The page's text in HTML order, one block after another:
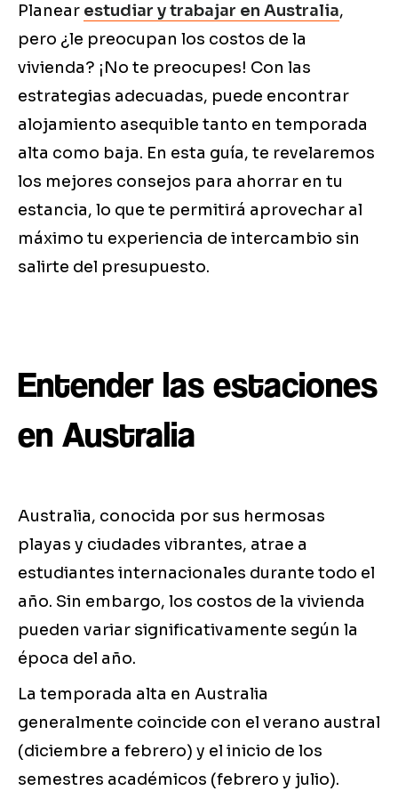
Planear estudiar y trabajar en Australia,
pero ¿le preocupan los costos de la
vivienda? ¡No te preocupes! Con las
estrategias adecuadas, puede encontrar
alojamiento asequible tanto en temporada
alta como baja. En esta guía, te revelaremos
los mejores consejos para ahorrar en tu
estancia, lo que te permitirá aprovechar al
máximo tu experiencia de intercambio sin
salirte del presupuesto.
Entender las estaciones
en Australia
Australia, conocida por sus hermosas
playas y ciudades vibrantes, atrae a
estudiantes internacionales durante todo el
año. Sin embargo, los costos de la vivienda
pueden variar significativamente según la
época del año.
La temporada alta en Australia
generalmente coincide con el verano austral
(diciembre a febrero) y el inicio de los
semestres académicos (febrero y julio).